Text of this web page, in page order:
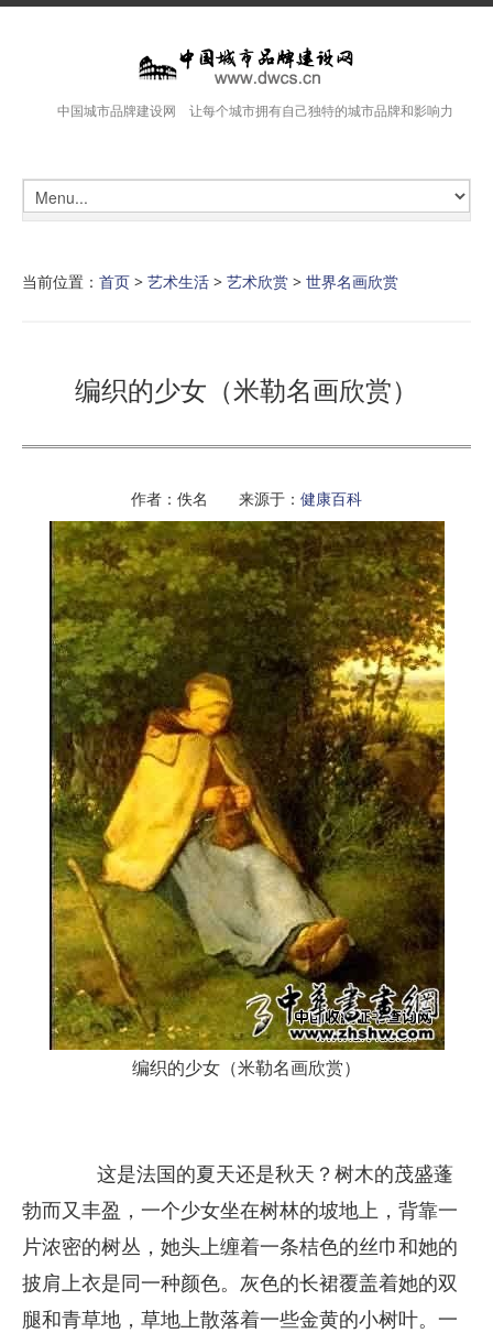
中国城市品牌建设网 让每个城市拥有自己独特的城市品牌和影响力
当前位置： 首页 > 艺术生活 > 艺术欣赏 > 世界名画欣赏
编织的少女（米勒名画欣赏）
作者：佚名 来源于： 健康百科
编织的少女（米勒名画欣赏）
这是法国的夏天还是秋天？树木的茂盛蓬
勃而又丰盈，一个少女坐在树林的坡地上，背靠一
片浓密的树丛，她头上缠着一条桔色的丝巾和她的
披肩上衣是同一种颜色。灰色的长裙覆盖着她的双
腿和青草地，草地上散落着一些金黄的小树叶。一